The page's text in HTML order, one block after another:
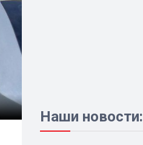
Наши новости: